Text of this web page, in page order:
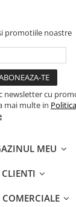
promotiile noastre
newsletter cu
mai multe in
MEU
CLIENTI
COMERCIALE